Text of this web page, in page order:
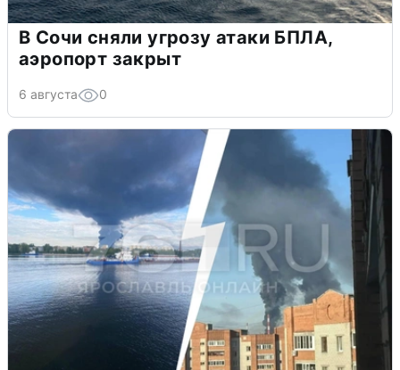
В Сочи сняли угрозу атаки БПЛА,
аэропорт закрыт
6 августа 0